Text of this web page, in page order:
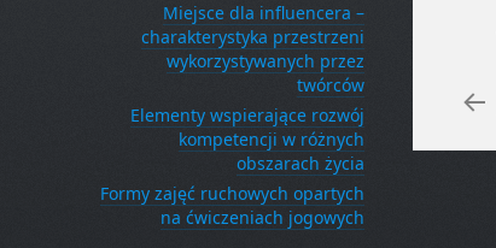
Miejsce dla influencera –
charakterystyka przestrzeni
wykorzystywanych przez
twórców
Elementy wspierające rozwój
kompetencji w różnych
obszarach życia
Formy zajęć ruchowych opartych
na ćwiczeniach jogowych